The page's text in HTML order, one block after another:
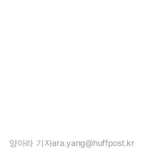
양아라 기자ara.yang@huffpost.kr